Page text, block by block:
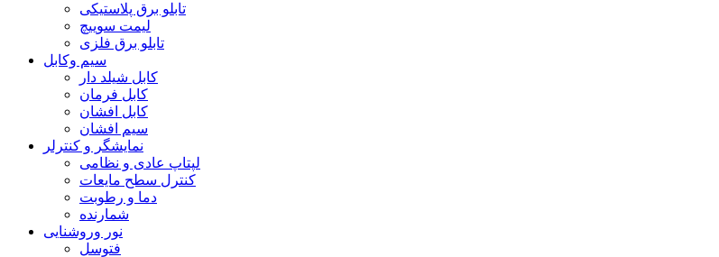
تابلو برق پلاستیکی
لیمت سوییچ
تابلو برق فلزی
سیم وکابل
کابل شیلد دار
کابل فرمان
کابل افشان
سیم افشان
نمایشگر و کنترلر
لپتاپ عادی و نظامی
کنترل سطح مایعات
دما و رطوبت
شمارنده
نور وروشنایی
فتوسل